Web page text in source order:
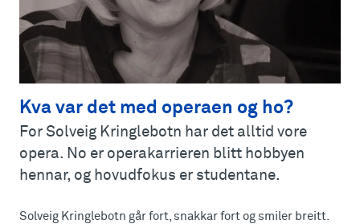
Kva var det med operaen og ho?
For Solveig Kringlebotn har det alltid vore
opera. No er operakarrieren blitt hobbyen
hennar, og hovudfokus er studentane.
Solveig Kringlebotn går fort, snakkar fort og smiler breitt.